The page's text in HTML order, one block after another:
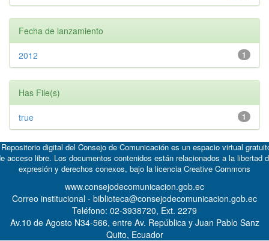
Fecha de lanzamiento
1
2012
Has File(s)
1
true
digital del Consejo de Comunicación es un espacio virtual
acceso libre. Los documentos contenidos están relacionados a la libertad
expresión y derechos conexos, bajo la licencia Creative Commons
www.consejodecomunicacion.gob.ec
Correo institucional - biblioteca@consejodecomunicacion.gob.ec
Teléfono: 02-3938720, Ext. 2279
Av.10 de Agosto N34-566, entre Av. República y Juan Pablo Sanz
Quito, Ecuador